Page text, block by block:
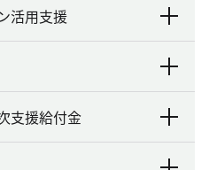
活用支援
支援給付金